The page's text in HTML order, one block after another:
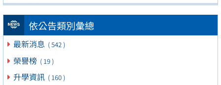
依公告類別彙總
最新消息 ( 542 )
榮譽榜 ( 19 )
升學資訊 ( 160 )